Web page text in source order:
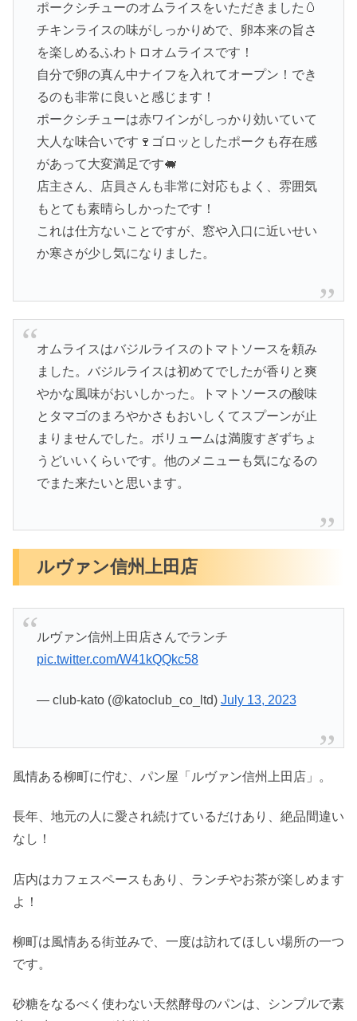
ポークシチューのオムライスをいただきました🥚
チキンライスの味がしっかりめで、卵本来の旨さ
を楽しめるふわトロオムライスです！
自分で卵の真ん中ナイフを入れてオープン！でき
るのも非常に良いと感じます！
ポークシチューは赤ワインがしっかり効いていて
大人な味合いです🍷ゴロッとしたポークも存在感
があって大変満足です🐖
店主さん、店員さんも非常に対応もよく、雰囲気
もとても素晴らしかったです！
これは仕方ないことですが、窓や入口に近いせい
か寒さが少し気になりました。
オムライスはバジルライスのトマトソースを頼み
ました。バジルライスは初めてでしたが香りと爽
やかな風味がおいしかった。トマトソースの酸味
とタマゴのまろやかさもおいしくてスプーンが止
まりませんでした。ボリュームは満腹すぎずちょ
うどいいくらいです。他のメニューも気になるの
でまた来たいと思います。
ルヴァン信州上田店
ルヴァン信州上田店さんでランチ
pic.twitter.com/W41kQQkc58
— club-kato (@katoclub_co_ltd) July 13, 2023
風情ある柳町に佇む、パン屋「ルヴァン信州上田店」。
長年、地元の人に愛され続けているだけあり、絶品間違い
なし！
店内はカフェスペースもあり、ランチやお茶が楽しめます
よ！
柳町は風情ある街並みで、一度は訪れてほしい場所の一つ
です。
砂糖をなるべく使わない天然酵母のパンは、シンプルで素